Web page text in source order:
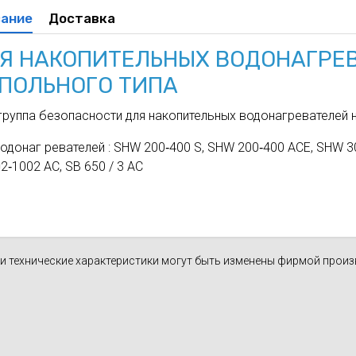
Доставка
НАКОПИТЕЛЬНЫХ
ТИПА
безопасности для накопительных водонагревателей
ревателей : SHW 200‑400 S, SHW 200‑400 АСЕ, SHW
АС, SB 650 / 3 AC
технические характеристики могут быть изменены фирмой
кондиционеров
Cхема 12 (FN-S) - для фанкойла